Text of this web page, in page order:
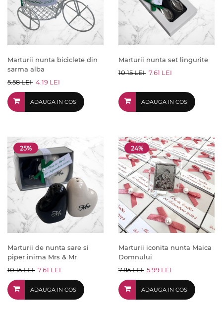
Marturii nunta biciclete din
sarma alba
5.58 LEI 4.19 LEI
ADAUGA IN COS
Marturii nunta set lingurite
10.15 LEI 7.61 LEI
ADAUGA IN COS
25%
Marturii de nunta sare si
piper inima Mrs & Mr
10.15 LEI 7.61 LEI
ADAUGA IN COS
24%
Marturii iconita nunta Maica
Domnului
7.85 LEI 5.99 LEI
ADAUGA IN COS